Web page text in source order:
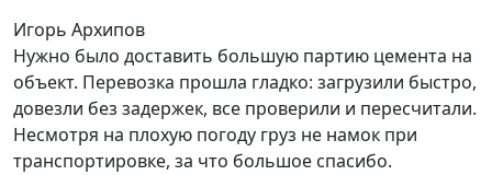
Игорь Архипов
Нужно было доставить большую партию цемента на
объект. Перевозка прошла гладко: загрузили быстро,
довезли без задержек, все проверили и пересчитали.
Несмотря на плохую погоду груз не намок при
транспортировке, за что большое спасибо.